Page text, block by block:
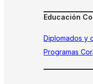
Educación
Diplomados y
Programas